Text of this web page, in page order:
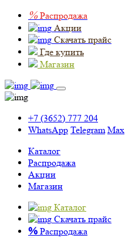
% Распродажа
Акции
Скачать прайс
Где купить
Магазин
+7 (3652) 777 204
WhatsApp Telegram Max
Каталог
Распродажа
Акции
Магазин
Каталог
Скачать прайс
% Распродажа